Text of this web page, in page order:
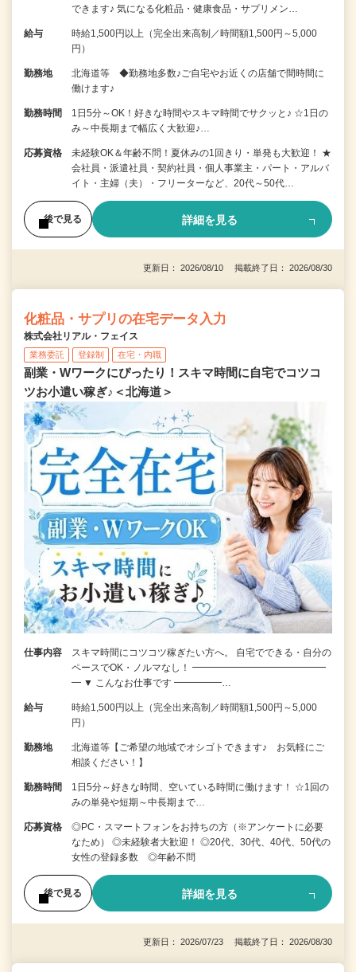
できます♪ 気になる化粧品・健康食品・サプリメン…
給与
時給1,500円以上（完全出来高制／時間額1,500円～5,000
円）
勤務地
北海道等 ◆勤務地多数♪ご自宅やお近くの店舗で間時間に
働けます♪
勤務時間
1日5分～OK！好きな時間やスキマ時間でサクッと♪ ☆1日の
み～中長期まで幅広く大歓迎♪…
応募資格
未経験OK＆年齢不問！夏休みの1回きり・単発も大歓迎！ ★
会社員・派遣社員・契約社員・個人事業主・パート・アルバ
イト・主婦（夫）・フリーターなど、20代～50代…
後で見る 詳細を見る
更新日： 2026/08/10 掲載終了日： 2026/08/30
化粧品・サプリの在宅データ入力
株式会社リアル・フェイス
業務委託 登録制 在宅・内職
副業・Wワークにぴったり！スキマ時間に自宅でコツコ
ツお小遣い稼ぎ♪＜北海道＞
仕事内容
スキマ時間にコツコツ稼ぎたい方へ。 自宅でできる・自分の
ペースでOK・ノルマなし！ ━━━━━━━━━━━━━━
━ ▼ こんなお仕事です ━━━━━…
給与
時給1,500円以上（完全出来高制／時間額1,500円～5,000
円）
勤務地
北海道等【ご希望の地域でオシゴトできます♪ お気軽にご
相談ください！】
勤務時間
1日5分～好きな時間、空いている時間に働けます！ ☆1回の
みの単発や短期～中長期まで…
応募資格
◎PC・スマートフォンをお持ちの方（※アンケートに必要
なため） ◎未経験者大歓迎！ ◎20代、30代、40代、50代の
女性の登録多数 ◎年齢不問
後で見る 詳細を見る
更新日： 2026/07/23 掲載終了日： 2026/08/30